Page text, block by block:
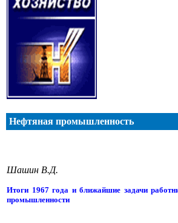
Нефтяная промышленность
Шашин В.Д.
Итоги 1967 года и ближайшие задачи
промышленности